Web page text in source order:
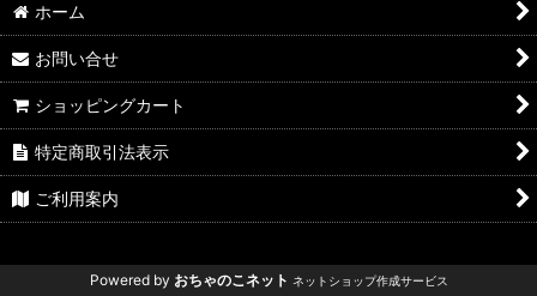
ホーム
お問い合せ
ショッピングカート
特定商取引法表示
ご利用案内
Powered by おちゃのこネット ネットショップ作成サービス